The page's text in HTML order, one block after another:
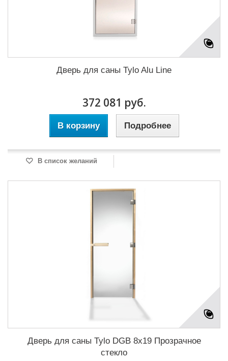
Дверь для саны Tylo Alu Line
372 081 руб.
В корзину Подробнее
В список желаний
Дверь для саны Tylo DGB 8x19 Прозрачное
стекло